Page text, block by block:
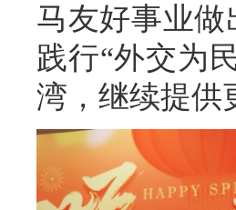
马友好事业
践行“外交为
湾，继续提供